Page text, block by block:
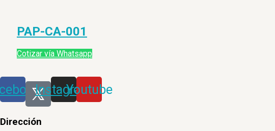
PAP-CA-001
Cotizar vía Whatsapp
Instagram
Youtube
Dirección